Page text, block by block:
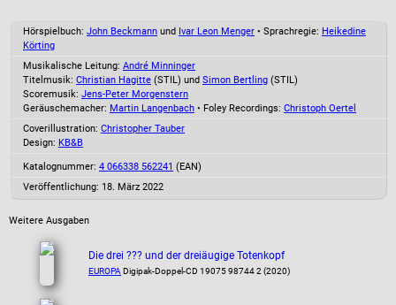
Hörspielbuch: John Beckmann und Ivar Leon Menger • Sprachregie: Heikedine
Körting
Musikalische Leitung: André Minninger
Titelmusik: Christian Hagitte (STIL) und Simon Bertling (STIL)
Scoremusik: Jens-Peter Morgenstern
Geräuschemacher: Martin Langenbach • Foley Recordings: Christoph Oertel
Coverillustration: Christopher Tauber
Design: KB&B
Katalognummer: 4 066338 562241 (EAN)
Veröffentlichung: 18. März 2022
Weitere Ausgaben
Die drei ??? und der dreiäugige Totenkopf
EUROPA Digipak-Doppel-CD 19075 98744 2 (2020)